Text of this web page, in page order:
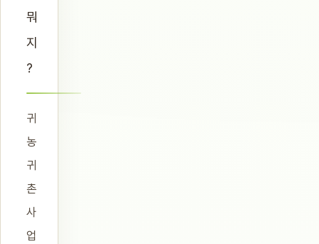
뭐
지
?
귀
농
귀
촌
사
업